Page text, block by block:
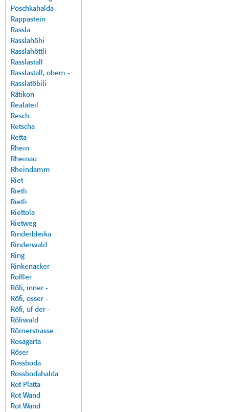
Poschkahalda
Rappastein
Rassla
Rasslahöhi
Rasslahöttli
Rasslastall
Rasslastall, obem -
Rasslatöbili
Rätikon
Realateil
Resch
Retscha
Retta
Rhein
Rheinau
Rheindamm
Riet
Rietli
Rietli
Riettola
Rietweg
Rinderbleika
Rinderwald
Ring
Rinkenacker
Roffler
Röfi, inner -
Röfi, osser -
Röfi, uf der -
Röfiwald
Römerstrasse
Rosagarta
Röser
Rossboda
Rossbodahalda
Rot Platta
Rot Wand
Rot Wand